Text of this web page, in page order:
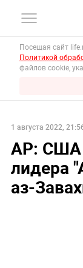
Посещая сайт
Политикой
файлов cookie,
1 августа 2022,
AP: США
лидера
аз-